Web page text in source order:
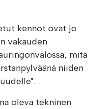
kennot ovat jo
vakauden
mitä
niiden
oleva tekninen